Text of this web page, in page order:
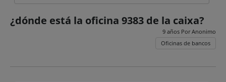
¿dónde está la oficina 9383 de la caixa?
9 años PorAnonimo
Oficinas de bancos